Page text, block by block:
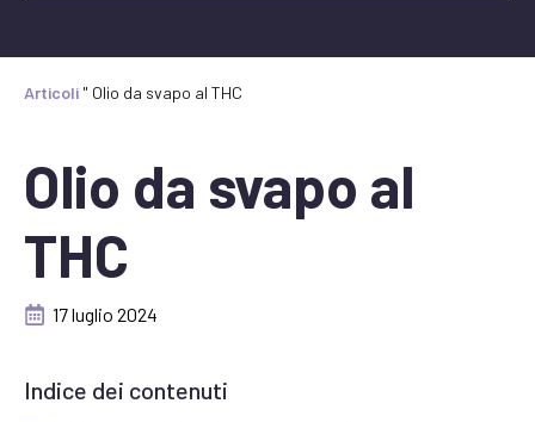
Articoli " Olio da svapo al THC
Olio da svapo al
THC
17 luglio 2024
Indice dei contenuti